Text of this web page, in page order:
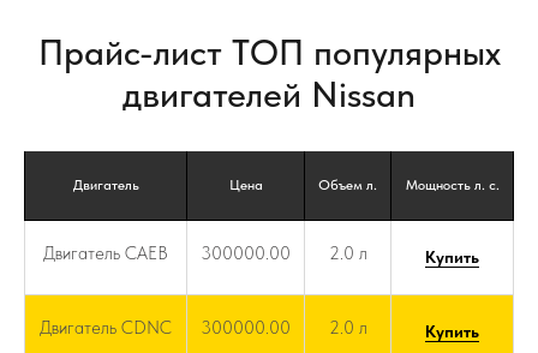
Прайс-лист ТОП популярных
двигателей Nissan
Двигатель Цена Объем л. Мощность л. с.
Двигатель CAEB 300000.00 2.0 л Купить
Двигатель CDNC 300000.00 2.0 л Купить